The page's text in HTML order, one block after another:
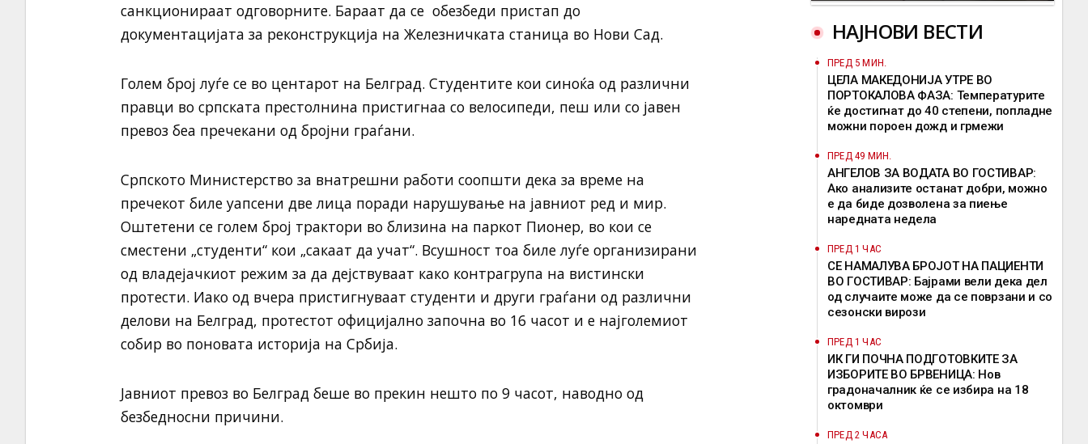
санкционираат одговорните. Бараат да се обезбеди пристап до
документацијата за реконструкција на Железничката станица во Нови Сад.
Голем број луѓе се во центарот на Белград. Студентите кои синоќа од различни
правци во српската престолнина пристигнаа со велосипеди, пеш или со јавен
превоз беа пречекани од бројни граѓани.
Српското Министерство за внатрешни работи соопшти дека за време на
пречекот биле уапсени две лица поради нарушување на јавниот ред и мир.
Оштетени се голем број трактори во близина на паркот Пионер, во кои се
сместени „студенти“ кои „сакаат да учат“. Всушност тоа биле луѓе организирани
од владејачкиот режим за да дејствуваат како контрагрупа на вистински
протести. Иако од вчера пристигнуваат студенти и други граѓани од различни
делови на Белград, протестот официјално започна во 16 часот и е најголемиот
собир во поновата историја на Србија.
Јавниот превоз во Белград беше во прекин нешто по 9 часот, наводно од
безбедносни причини.
НАЈНОВИ ВЕСТИ
ПРЕД 5 МИН.
ЦЕЛА МАКЕДОНИЈА УТРЕ ВО
ПОРТОКАЛОВА ФАЗА: Температурите
ќе достигнат до 40 степени, попладне
можни пороен дожд и грмежи
ПРЕД 49 МИН.
АНГЕЛОВ ЗА ВОДАТА ВО ГОСТИВАР:
Ако анализите останат добри, можно
е да биде дозволена за пиење
наредната недела
ПРЕД 1 ЧАС
СЕ НАМАЛУВА БРОЈОТ НА ПАЦИЕНТИ
ВО ГОСТИВАР: Бајрами вели дека дел
од случаите може да се поврзани и со
сезонски вирози
ПРЕД 1 ЧАС
ИК ГИ ПОЧНА ПОДГОТОВКИТЕ ЗА
ИЗБОРИТЕ ВО БРВЕНИЦА: Нов
градоначалник ќе се избира на 18
октомври
ПРЕД 2 ЧАСА